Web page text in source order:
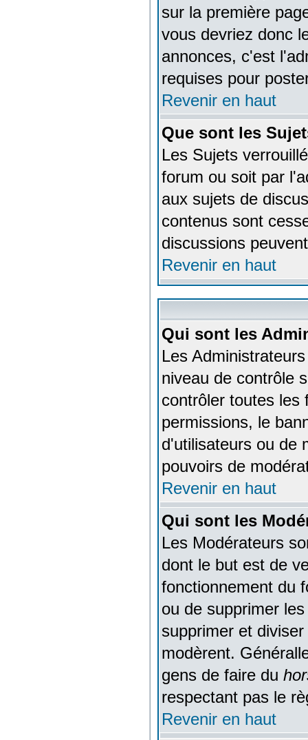
sur la première
vous devriez donc
annonces, c'est
requises pour
Revenir en haut
Que sont les
Les Sujets
forum ou soit par
aux sujets de
contenus sont
discussions
Revenir en haut
Qui sont les
Les
niveau de contrôle
contrôler toutes les
permissions, le
d'utilisateurs ou de
pouvoirs de
Revenir en haut
Qui sont les
Les Modérateurs
dont le but est de
fonctionnement du
ou de supprimer
supprimer et
modèrent.
gens de faire du
respectant pas le
Revenir en haut